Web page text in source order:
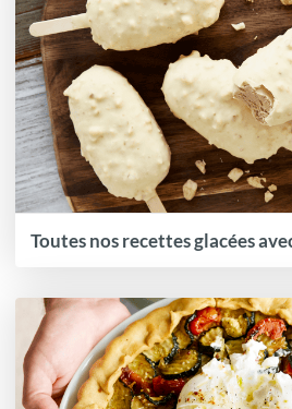
Toutes nos recettes glacées